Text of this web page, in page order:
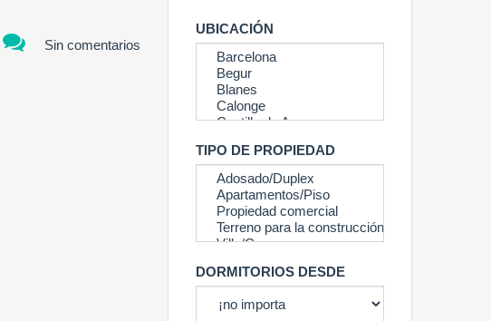
Sin comentarios
UBICACIÓN
TIPO DE PROPIEDAD
DORMITORIOS DESDE